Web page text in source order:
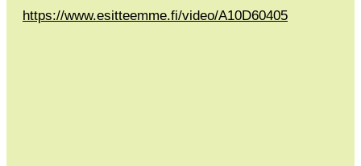
https://www.esitteemme.fi/video/A10D60405